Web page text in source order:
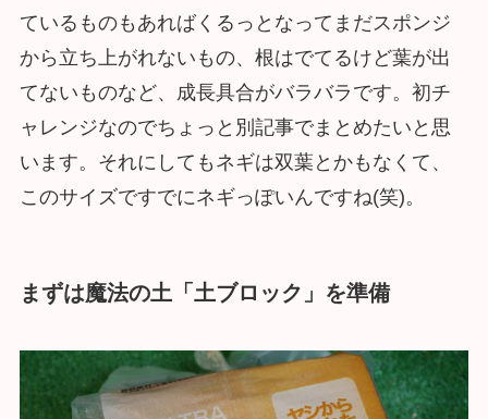
ているものもあればくるっとなってまだスポンジ
から立ち上がれないもの、根はでてるけど葉が出
てないものなど、成長具合がバラバラです。初チ
ャレンジなのでちょっと別記事でまとめたいと思
います。それにしてもネギは双葉とかもなくて、
このサイズですでにネギっぽいんですね(笑)。
まずは魔法の土「土ブロック」を準備